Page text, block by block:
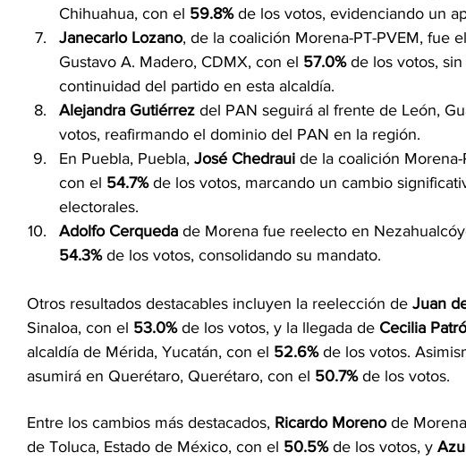
Chihuahua, con el 59.8% de los votos, evidenciando un
Janecarlo Lozano, de la coalición Morena-PT-PVEM, fue
Gustavo A. Madero, CDMX, con el 57.0% de los votos, sin
continuidad del partido en esta alcaldía.
Alejandra Gutiérrez del PAN seguirá al frente de León,
votos, reafirmando el dominio del PAN en la región.
En Puebla, Puebla, José Chedraui de la coalición
con el 54.7% de los votos, marcando un cambio
electorales.
Adolfo Cerqueda de Morena fue reelecto en
54.3% de los votos, consolidando su mandato.
Otros resultados destacables incluyen la reelección de Juan
Sinaloa, con el 53.0% de los votos, y la llegada de Cecilia
alcaldía de Mérida, Yucatán, con el 52.6% de los votos.
asumirá en Querétaro, Querétaro, con el 50.7% de los votos.
Entre los cambios más destacados, Ricardo Moreno de
de Toluca, Estado de México, con el 50.5% de los votos, y